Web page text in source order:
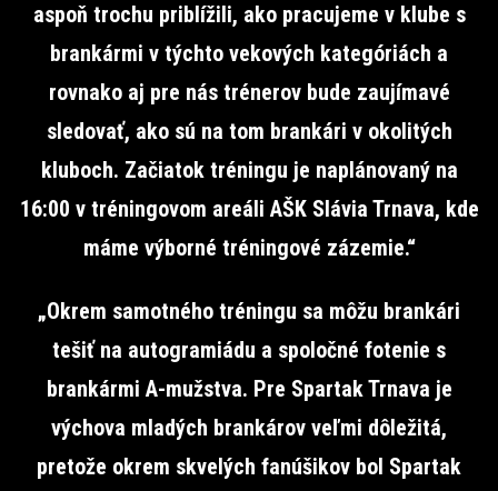
aspoň trochu priblížili, ako pracujeme v klube s
brankármi v týchto vekových kategóriách a
rovnako aj pre nás trénerov bude zaujímavé
sledovať, ako sú na tom brankári v okolitých
kluboch. Začiatok tréningu je naplánovaný na
16:00 v tréningovom areáli AŠK Slávia Trnava, kde
máme výborné tréningové zázemie.“
„Okrem samotného tréningu sa môžu brankári
tešiť na autogramiádu a spoločné fotenie s
brankármi A-mužstva. Pre Spartak Trnava je
výchova mladých brankárov veľmi dôležitá,
pretože okrem skvelých fanúšikov bol Spartak